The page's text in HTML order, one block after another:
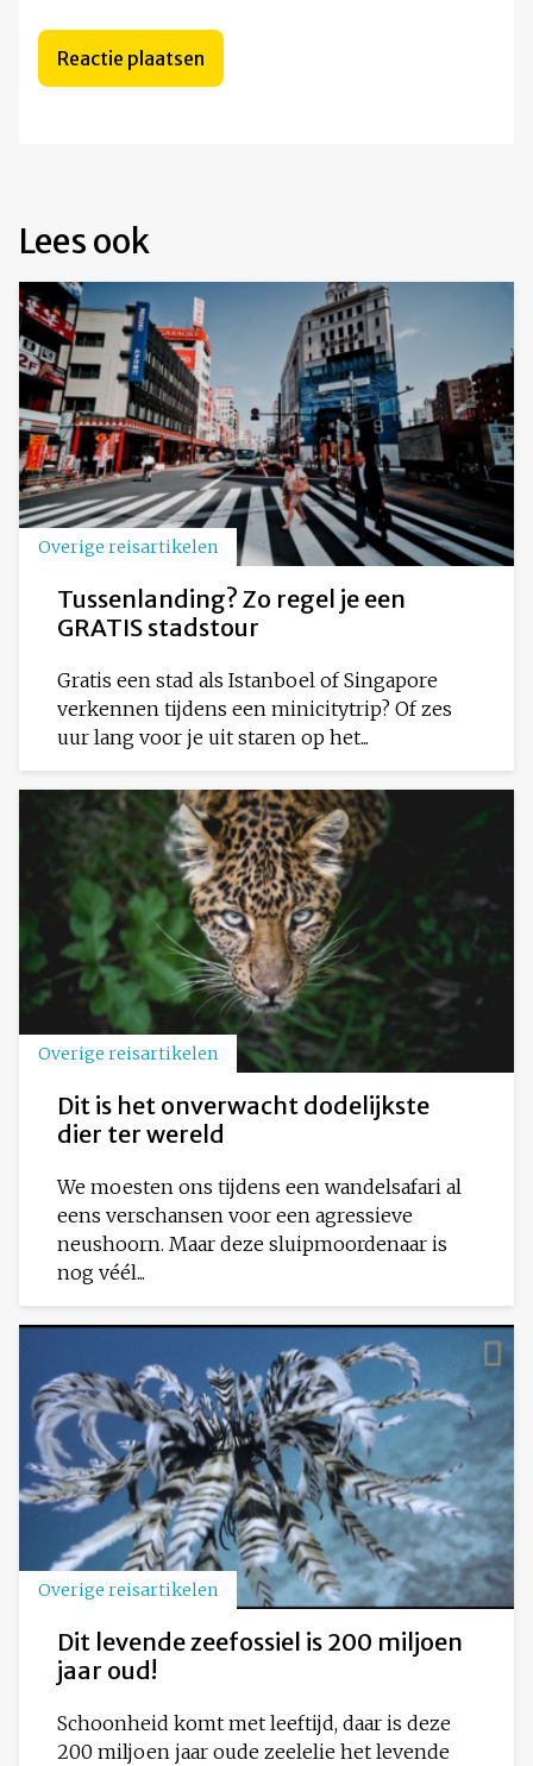
Lees ook
Overige reisartikelen
Tussenlanding? Zo regel je een
GRATIS stadstour
Gratis een stad als Istanboel of Singapore
verkennen tijdens een minicitytrip? Of zes
uur lang voor je uit staren op het...
Overige reisartikelen
Dit is het onverwacht dodelijkste
dier ter wereld
We moesten ons tijdens een wandelsafari al
eens verschansen voor een agressieve
neushoorn. Maar deze sluipmoordenaar is
nog véél...
Overige reisartikelen
Dit levende zeefossiel is 200 miljoen
jaar oud!
Schoonheid komt met leeftijd, daar is deze
200 miljoen jaar oude zeelelie het levende